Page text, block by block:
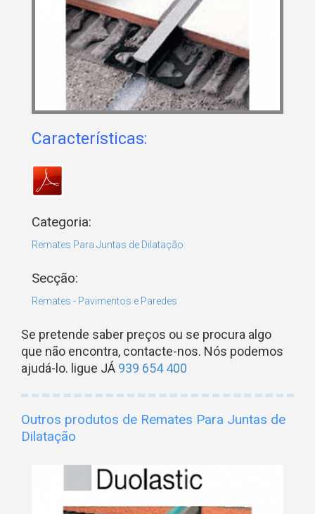
Características:
Categoria:
Remates Para Juntas de Dilatação
Secção:
Remates - Pavimentos e Paredes
Se pretende saber preços ou se procura algo
que não encontra, contacte-nos. Nós podemos
ajudá-lo. ligue JÁ 939 654 400
Outros produtos de Remates Para Juntas de
Dilatação